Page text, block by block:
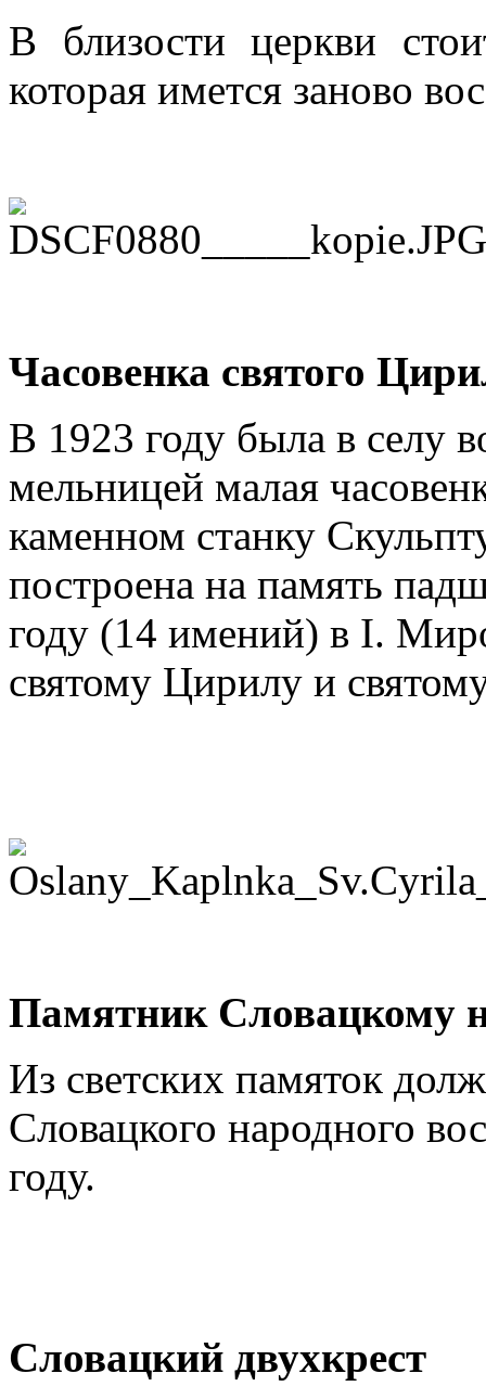
В близости церкви
которая имется заново
Часовенка святого
В 1923 году была в селу
мельницей малая
каменном станку
построена на память
году (14 имений) в I.
святому Цирилу и
Памятник Словацкому
Из светских памяток
Словацкого народного
году.
Словацкий двухкрест